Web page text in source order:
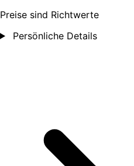
Preise sind Richtwerte
Persönliche Details